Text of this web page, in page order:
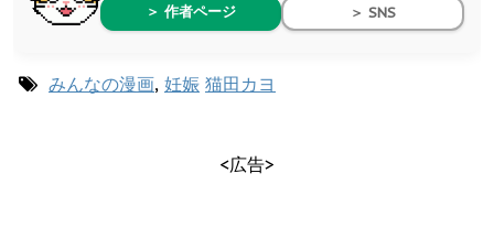
＞ 作者ページ ＞ SNS
みんなの漫画, 妊娠 猫田カヨ
<広告>